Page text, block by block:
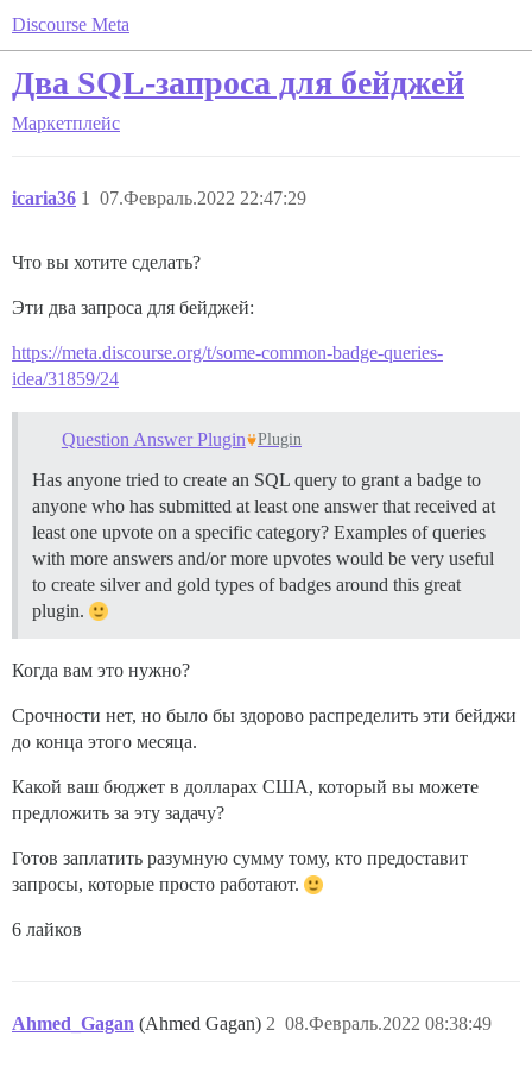
Discourse Meta
Два SQL-запроса для бейджей
Маркетплейс
icaria36 07.Февраль.2022 22:47:29
1
Что вы хотите сделать?
Эти два запроса для бейджей:
https://meta.discourse.org/t/some-common-badge-queries-
idea/31859/24
Question Answer Plugin Plugin
Has anyone tried to create an SQL query to grant a badge to
anyone who has submitted at least one answer that received at
least one upvote on a specific category? Examples of queries
with more answers and/or more upvotes would be very useful
to create silver and gold types of badges around this great
plugin.
Когда вам это нужно?
Срочности нет, но было бы здорово распределить эти бейджи
до конца этого месяца.
Какой ваш бюджет в долларах США, который вы можете
предложить за эту задачу?
Готов заплатить разумную сумму тому, кто предоставит
запросы, которые просто работают.
6 лайков
Ahmed_Gagan (Ahmed Gagan) 08.Февраль.2022 08:38:49
2